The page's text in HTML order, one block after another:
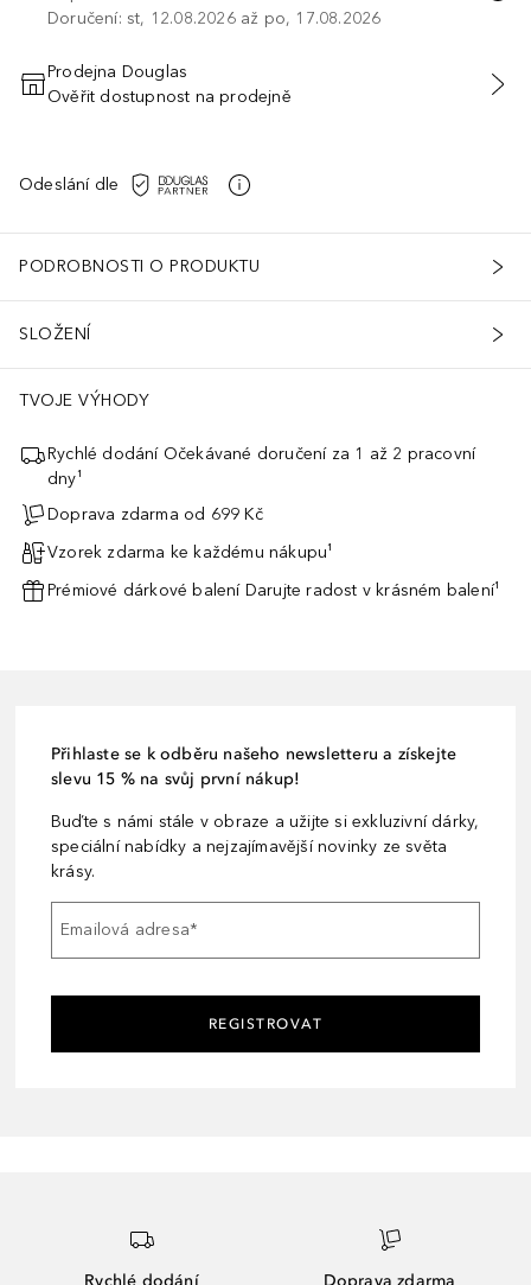
Doručení: st, 12.08.2026 až po, 17.08.2026
PŘIDAT DO KOŠÍKU
Prodejna Douglas
Ověřit dostupnost na prodejně
Odeslání dle
PODROBNOSTI O PRODUKTU
SLOŽENÍ
TVOJE VÝHODY
Rychlé dodání Očekávané doručení za 1 až 2 pracovní
dny¹
Doprava zdarma od 699 Kč
Vzorek zdarma ke každému nákupu¹
Prémiové dárkové balení Darujte radost v krásném balení¹
Přihlaste se k odběru našeho newsletteru a získejte
slevu 15 % na svůj první nákup!
Buďte s námi stále v obraze a užijte si exkluzivní dárky,
speciální nabídky a nejzajímavější novinky ze světa
krásy.
Emailová adresa*
REGISTROVAT
Rychlé dodání Doprava zdarma